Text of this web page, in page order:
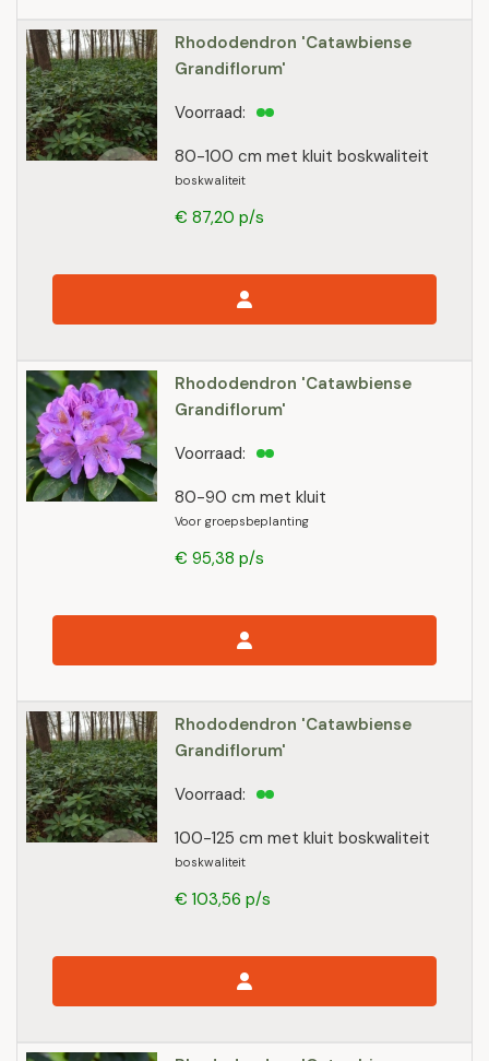
Rhododendron 'Catawbiense
Grandiflorum'
80-100 cm met kluit boskwaliteit
boskwaliteit
Voorraad:
€ 87,20 p/s
Rhododendron 'Catawbiense
Grandiflorum'
80-90 cm met kluit
Voor groepsbeplanting
Voorraad:
€ 95,38 p/s
Rhododendron 'Catawbiense
Grandiflorum'
100-125 cm met kluit boskwaliteit
boskwaliteit
Voorraad:
€ 103,56 p/s